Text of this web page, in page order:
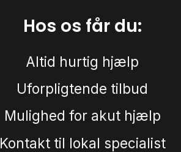
Hos os får du:
Altid hurtig hjælp
Uforpligtende tilbud
Mulighed for akut hjælp
Kontakt til lokal specialist